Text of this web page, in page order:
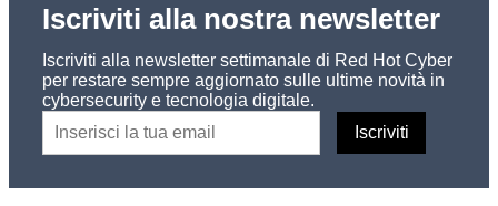
Iscriviti alla nostra newsletter
Iscriviti alla newsletter settimanale di Red Hot Cyber
per restare sempre aggiornato sulle ultime novità in
cybersecurity e tecnologia digitale.